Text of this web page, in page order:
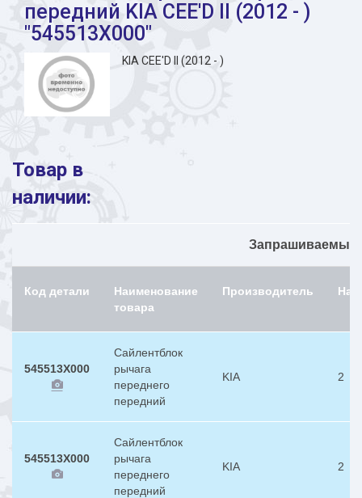
передний KIA CEE'D II (2012 - )
"545513X000"
KIA CEE'D II (2012 - )
Товар в
наличии:
Запрашиваемый
Код детали
Наименование
товара
Производитель
545513X000
Сайлентблок
рычага
переднего
передний
KIA 2
545513X000
Сайлентблок
рычага
переднего
передний
KIA 2